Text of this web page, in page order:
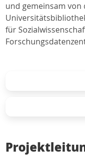
und gemeinsam von
für